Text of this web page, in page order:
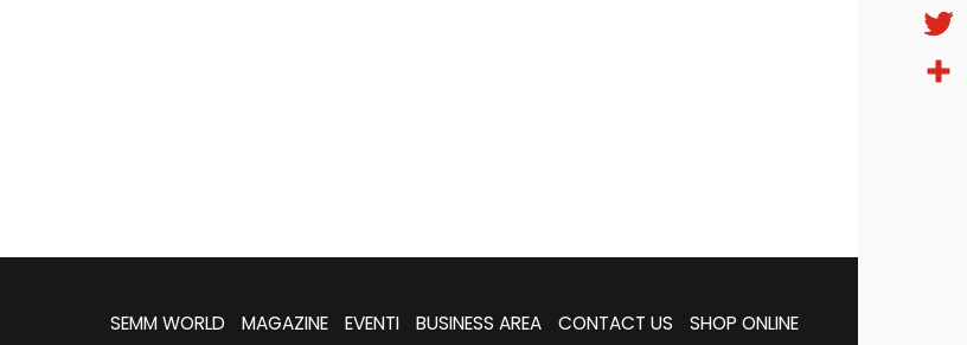
SEMM WORLD MAGAZINE EVENTI BUSINESS AREA CONTACT US SHOP ONLINE